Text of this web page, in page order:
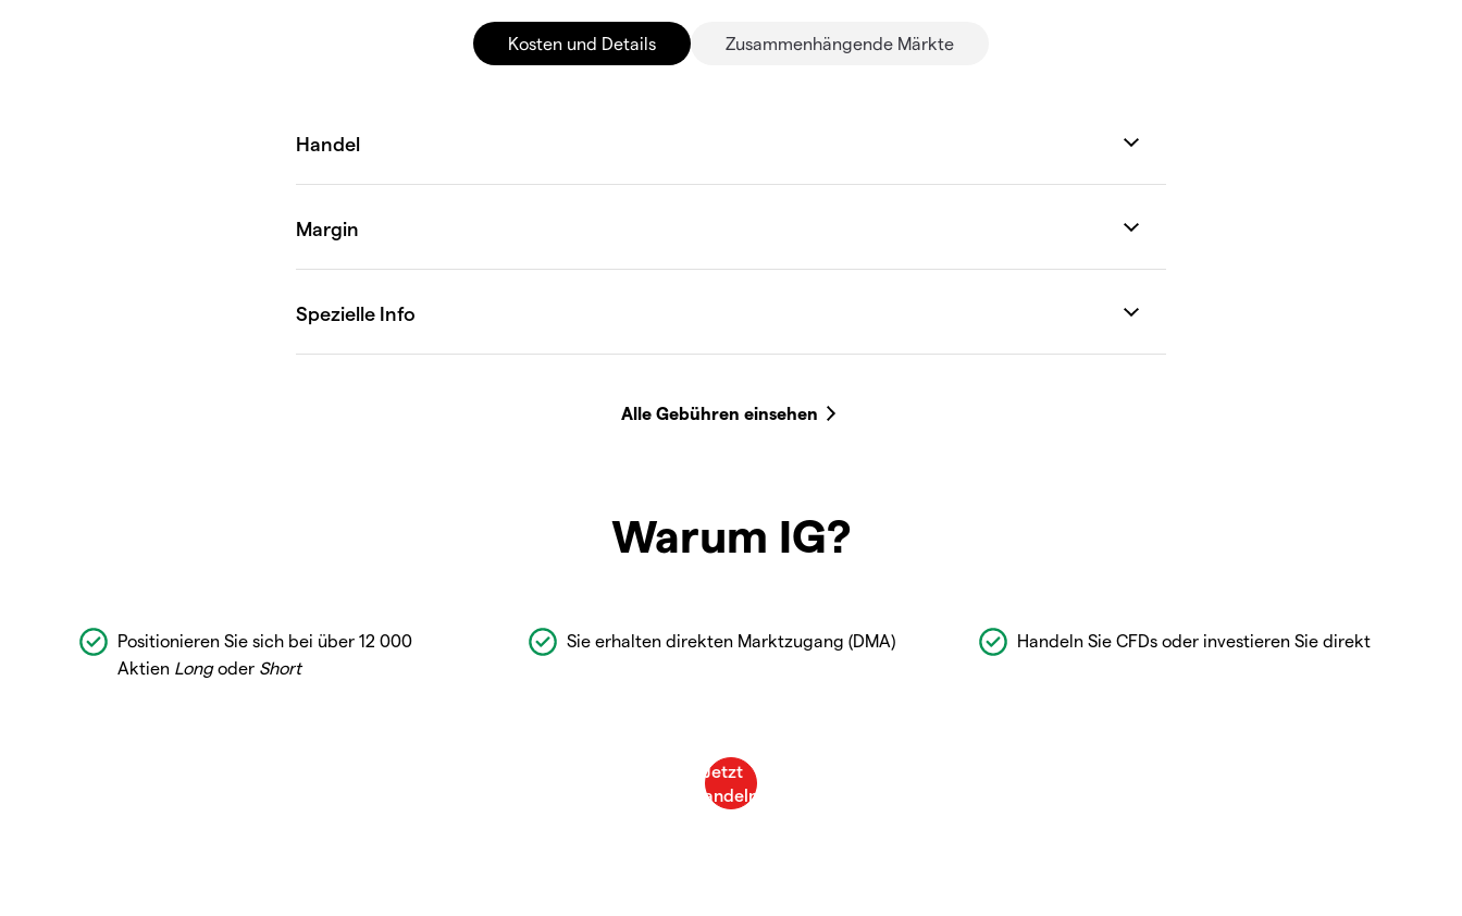
Kosten und Details Zusammenhängende Märkte
Warum IG?
Positionieren Sie sich bei über 12 000
Aktien Longoder Short
Sie erhalten direkten Marktzugang (DMA) Handeln Sie CFDs oder investieren Sie direkt